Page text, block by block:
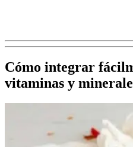
Cómo integrar
vitaminas y